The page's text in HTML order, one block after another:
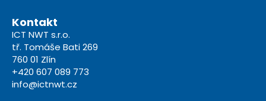
Kontakt
ICT NWT s.r.o.
tř. Tomáše Bati 269
760 01 Zlín
+420 607 089 773
info@ictnwt.cz